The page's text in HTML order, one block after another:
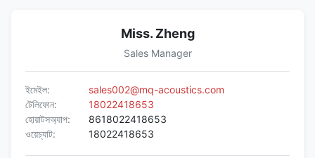
Miss. Zheng
Sales Manager
ইমেইল:
sales002@mq-acoustics.com
টেলিফোন:
18022418653
হোয়াটসঅ্যাপ:
8618022418653
ওয়েচ্যাট:
18022418653